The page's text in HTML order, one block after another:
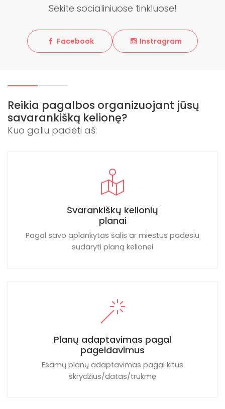
Sekite socialiniuose tinkluose!
Facebook Instragram
Reikia pagalbos organizuojant jūsų
savarankišką kelionę?
Kuo galiu padėti aš:
Svarankiškų kelionių
planai
Pagal savo aplankytas šalis ar miestus padėsiu
sudaryti planą kelionei
Planų adaptavimas pagal
pageidavimus
Esamų planų adaptavimas pagal kitus
skrydžius/datas/trukmę